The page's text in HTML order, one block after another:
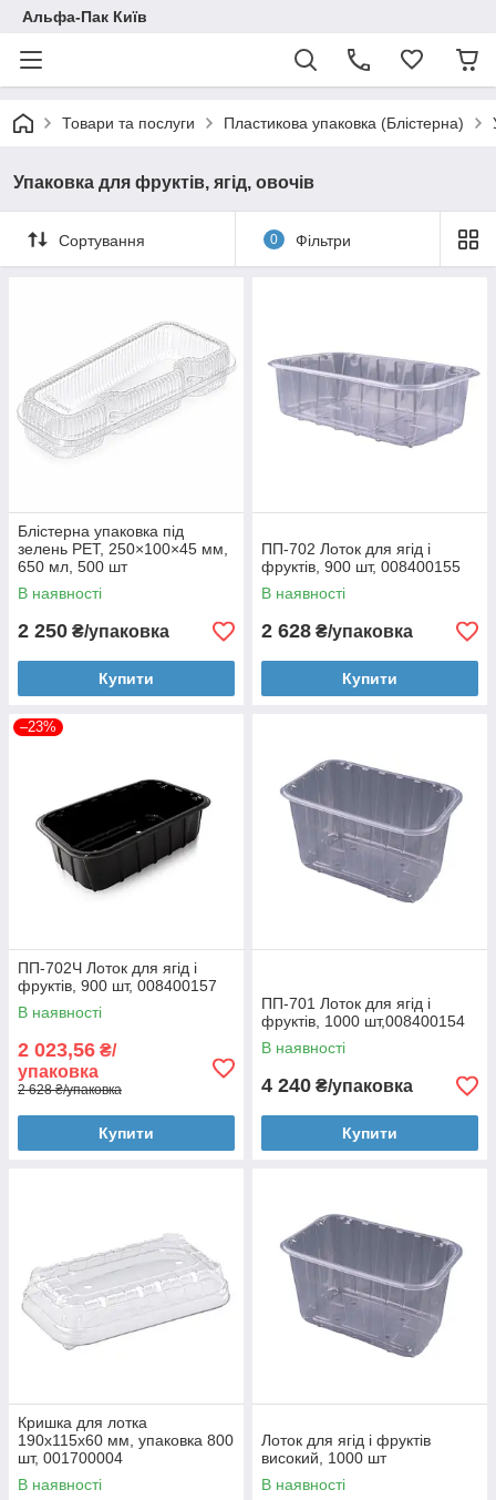
Альфа-Пак Київ
Товари та послуги Пластикова упаковка (Блістерна)
Упаковка для фруктів, ягід, овочів
Сортування 0 Фільтри
Блістерна упаковка під
зелень PET, 250×100×45 мм,
650 мл, 500 шт
В наявності
2 250 ₴/упаковка
Купити
ПП-702 Лоток для ягід і
фруктів, 900 шт, 008400155
В наявності
2 628 ₴/упаковка
Купити
–23%
ПП-702Ч Лоток для ягід і
фруктів, 900 шт, 008400157
В наявності
2 023,56 ₴/
упаковка
2 628 ₴/упаковка
Купити
ПП-701 Лоток для ягід і
фруктів, 1000 шт,008400154
В наявності
4 240 ₴/упаковка
Купити
Кришка для лотка
190х115х60 мм, упаковка 800
шт, 001700004
В наявності
Лоток для ягід і фруктів
високий, 1000 шт
В наявності